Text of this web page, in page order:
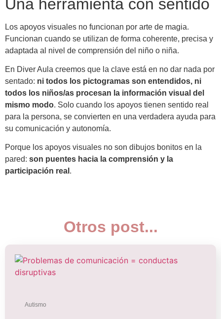
Una herramienta con sentido
Los apoyos visuales no funcionan por arte de magia.
Funcionan cuando se utilizan de forma coherente, precisa y
adaptada al nivel de comprensión del niño o niña.
En Diver Aula creemos que la clave está en no dar nada por
sentado: ni todos los pictogramas son entendidos, ni
todos los niños/as procesan la información visual del
mismo modo. Solo cuando los apoyos tienen sentido real
para la persona, se convierten en una verdadera ayuda para
su comunicación y autonomía.
Porque los apoyos visuales no son dibujos bonitos en la
pared: son puentes hacia la comprensión y la
participación real .
Otros post...
Autismo